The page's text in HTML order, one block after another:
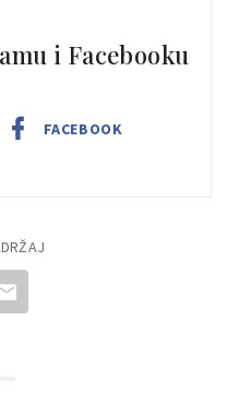
i Facebooku
FACEBOOK